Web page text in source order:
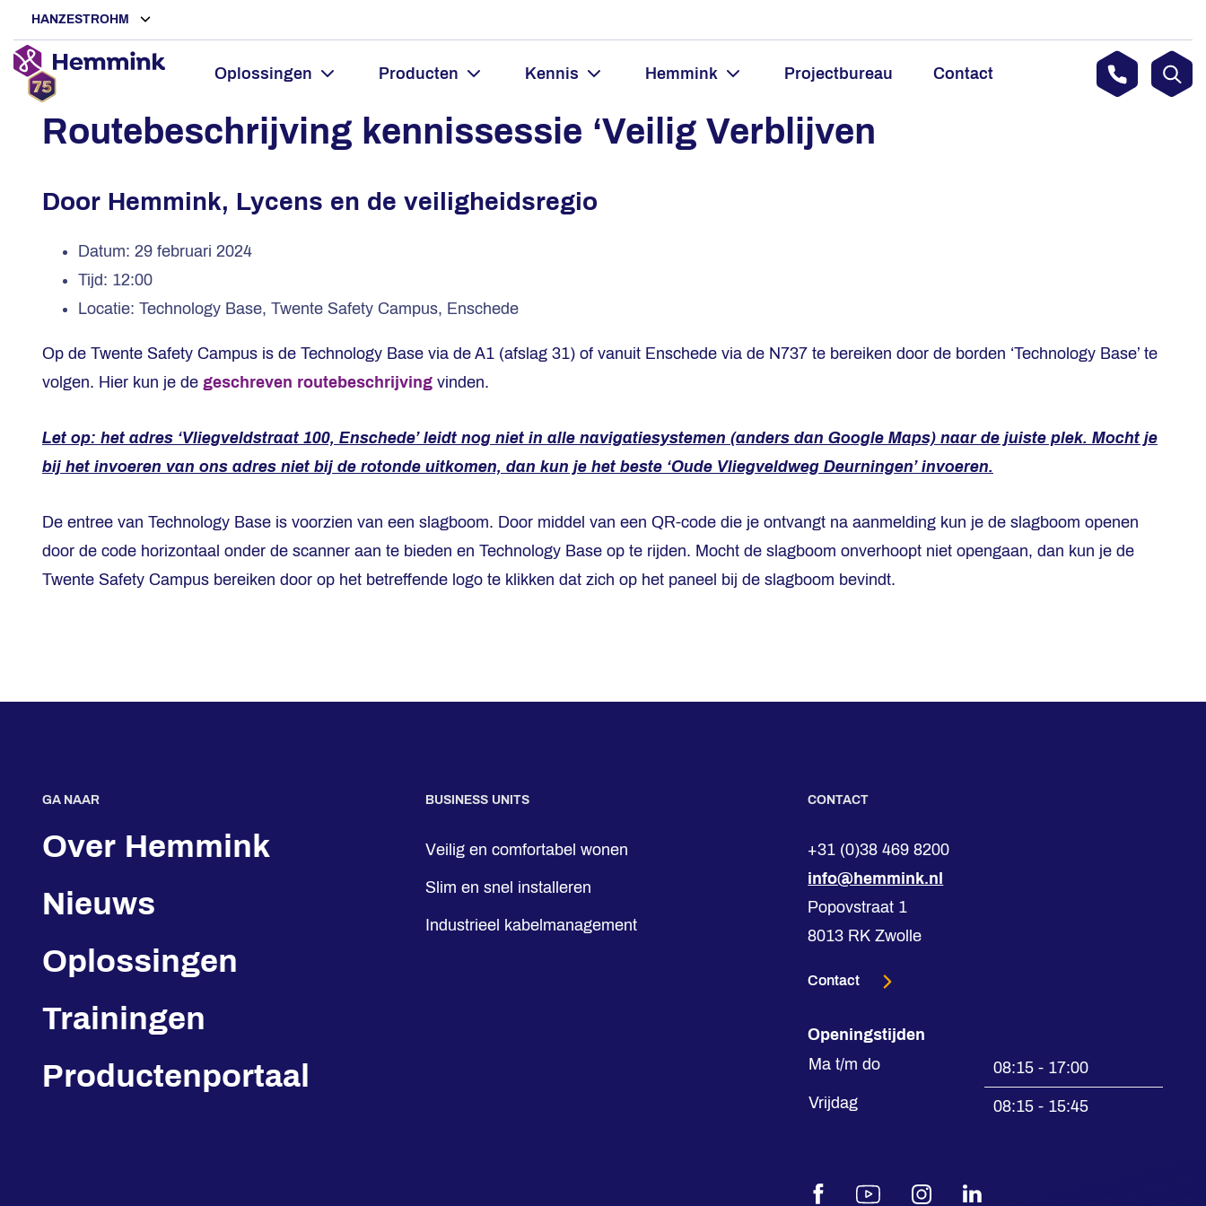
HANZESTROHM
Oplossingen Producten Kennis Hemmink Projectbureau Contact
Routebeschrijving kennissessie ‘Veilig Verblijven
Door Hemmink, Lycens en de veiligheidsregio
Datum: 29 februari 2024
Tijd: 12:00
Locatie: Technology Base, Twente Safety Campus, Enschede
Op de Twente Safety Campus is de Technology Base via de A1 (afslag 31) of vanuit Enschede via de N737 te bereiken door de borden ‘Technology Base’ te
volgen. Hier kun je de geschreven routebeschrijving vinden.
Let op: het adres ‘Vliegveldstraat 100, Enschede’ leidt nog niet in alle navigatiesystemen (anders dan Google Maps) naar de juiste plek. Mocht je
bij het invoeren van ons adres niet bij de rotonde uitkomen, dan kun je het beste ‘Oude Vliegveldweg Deurningen’ invoeren.
De entree van Technology Base is voorzien van een slagboom. Door middel van een QR-code die je ontvangt na aanmelding kun je de slagboom openen
door de code horizontaal onder de scanner aan te bieden en Technology Base op te rijden. Mocht de slagboom onverhoopt niet opengaan, dan kun je de
Twente Safety Campus bereiken door op het betreffende logo te klikken dat zich op het paneel bij de slagboom bevindt.
GA NAAR
Over Hemmink
Nieuws
Oplossingen
Trainingen
Productenportaal
BUSINESS UNITS
Veilig en comfortabel wonen
Slim en snel installeren
Industrieel kabelmanagement
CONTACT
+31 (0)38 469 8200
info@hemmink.nl
Popovstraat 1
8013 RK Zwolle
Contact
Openingstijden
Ma t/m do
08:15 - 17:00
Vrijdag
08:15 - 15:45
FacebookYoutubeInstagramLinkedIn